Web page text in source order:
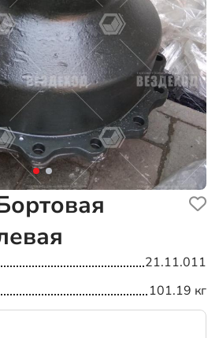
21.11.011
101.19 кг